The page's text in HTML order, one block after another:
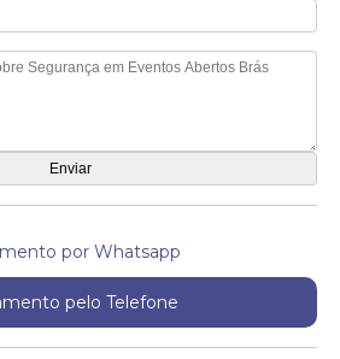
por Whatsapp
pelo Telefone